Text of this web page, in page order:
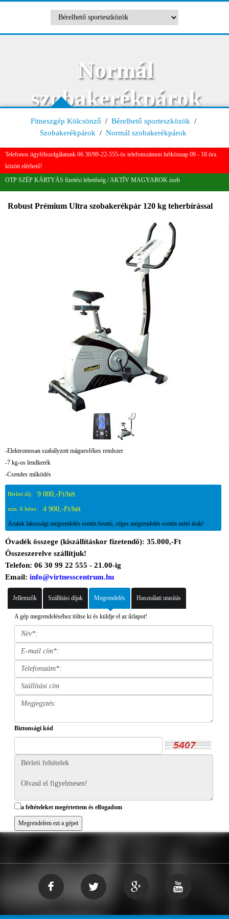
Normál
szobakerékpárok
Fitneszgép Kölcsönző / Bérelhető sporteszközök /
Szobakerékpárok / Normál szobakerékpárok
Telefonos ügyfélszolgálatunk 06 30/99-22-555-ös telefonszámon hétköznap 09 - 18 óra
között elérhető!
OTP SZÉP KÁRTYÁS fizetési lehetőség / AKTÍV MAGYAROK zseb
Robust Prémium Ultra szobakerékpár 120 kg teherbírással
-Elektromosan szabályzott mágnesfékes rendszer
-7 kg-os lendkerék
-Csendes működés
Bérleti díj: 9 000,-Ft/hét
min. 6 hétre: 4 900,-Ft/hét
Áraink lakossági megrendelés esetén bruttó, céges megrendelés esetén nettó árak!
Óvadék összege (kiszállításkor fizetendő): 35.000,-Ft
Összeszerelve szállítjuk!
Telefon: 06 30 99 22 555 - 21.00-ig
Email: info@virtnesscentrum.hu
Jellemzők Szállítási díjak Megrendelés Használati utasítás
A gép megrendeléséhez töltse ki és küldje el az űrlapot!
Biztonsági kód
a feltételeket megértettem és elfogadom